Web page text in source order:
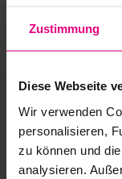
Zustimmung
Diese Webseite
Wir verwenden
personalisieren,
zu können und
analysieren.